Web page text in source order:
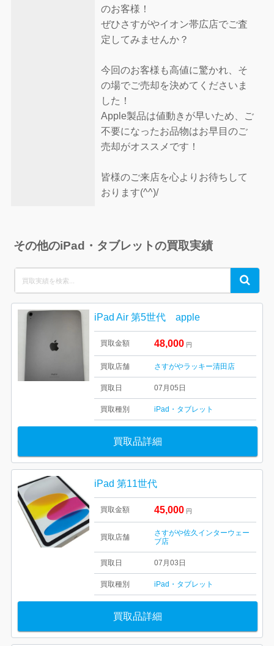
のお客様！
ぜひさすがやイオン帯広店でご査
定してみませんか？
今回のお客様も高値に驚かれ、そ
の場でご売却を決めてくださいま
した！
Apple製品は値動きが早いため、ご
不要になったお品物はお早目のご
売却がオススメです！
皆様のご来店を心よりお待ちして
おります(^^)/
その他のiPad・タブレットの買取実績
for:
Search
iPad Air 第5世代 apple
買取金額 48,000 円
買取店舗 さすがやラッキー清田店
買取日 07月05日
買取種別 iPad・タブレット
買取品詳細
iPad 第11世代
買取金額 45,000 円
買取店舗
さすがや佐久インターウェー
ブ店
買取日 07月03日
買取種別 iPad・タブレット
買取品詳細